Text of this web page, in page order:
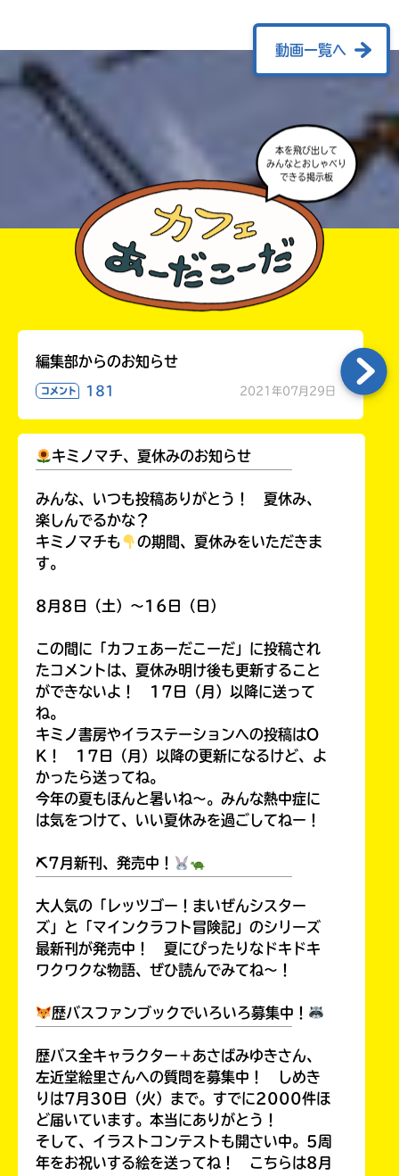
動画一覧へ
みんなとおしゃべり
できる掲示板
編集部からのお知らせ
コメント 181 2021年07月29日
キミノマチ、夏休みのお知らせ
みんな、いつも投稿ありがとう！ 夏休み、
楽しんでるかな？
キミノマチも
の期間、夏休みをいただきま
す。
8月8日（土）～16日（日）
この間に「カフェあーだこーだ」に投稿され
たコメントは、夏休み明け後も更新すること
ができないよ！ 17日（月）以降に送って
ね。
キミノ書房やイラステーションへの投稿はO
K！ 17日（月）以降の更新になるけど、よ
かったら送ってね。
今年の夏もほんと暑いね～。みんな熱中症に
は気をつけて、いい夏休みを過ごしてねー！
⛏7月新刊、発売中！
大人気の「レッツゴー！まいぜんシスター
ズ」と「マインクラフト冒険記」のシリーズ
最新刊が発売中！ 夏にぴったりなドキドキ
ワクワクな物語、ぜひ読んでみてね～！
歴バスファンブックでいろいろ募集中！
歴バス全キャラクター＋あさばみゆきさん、
左近堂絵里さんへの質問を募集中！ しめき
りは7月30日（火）まで。すでに2000件ほ
ど届いています。本当にありがとう！
そして、イラストコンテストも開さい中。5周
年をお祝いする絵を送ってね！ こちらは8月